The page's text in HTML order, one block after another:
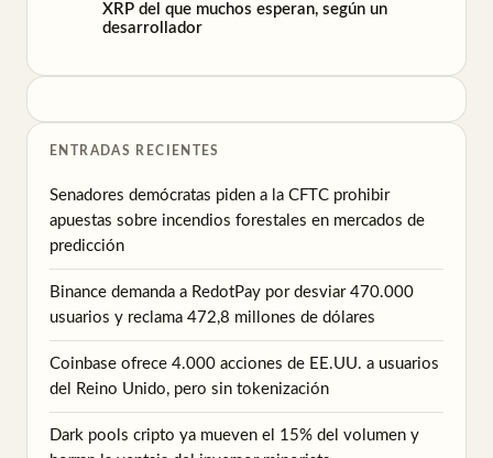
XRP del que muchos esperan, según un
desarrollador
ENTRADAS RECIENTES
Senadores demócratas piden a la CFTC prohibir
apuestas sobre incendios forestales en mercados de
predicción
Binance demanda a RedotPay por desviar 470.000
usuarios y reclama 472,8 millones de dólares
Coinbase ofrece 4.000 acciones de EE.UU. a usuarios
del Reino Unido, pero sin tokenización
Dark pools cripto ya mueven el 15% del volumen y